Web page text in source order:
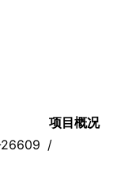
项目概况
/